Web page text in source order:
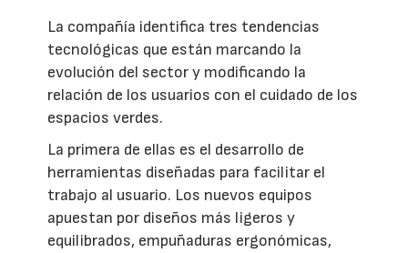
La compañía identifica tres tendencias
tecnológicas que están marcando la
evolución del sector y modificando la
relación de los usuarios con el cuidado de los
espacios verdes.
La primera de ellas es el desarrollo de
herramientas diseñadas para facilitar el
trabajo al usuario. Los nuevos equipos
apuestan por diseños más ligeros y
equilibrados, empuñaduras ergonómicas,